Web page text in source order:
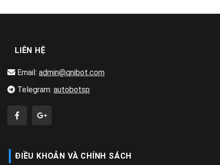
LIÊN HỆ
Email: admin@qnibot.com
Telegram: autobotsp
ĐIỀU KHOẢN VÀ CHÍNH SÁCH